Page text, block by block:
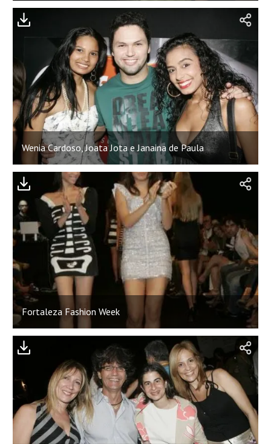
Wenia Cardoso, Joata Jota e Janaina de Paula
Fortaleza Fashion Week